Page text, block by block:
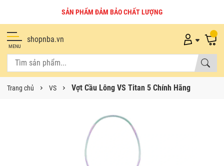
GIAO HÀNG TOÀN QUỐC
MENU
shopnba.vn
Trang chủ VS Vợt Cầu Lông VS Titan 5 Chính Hãng